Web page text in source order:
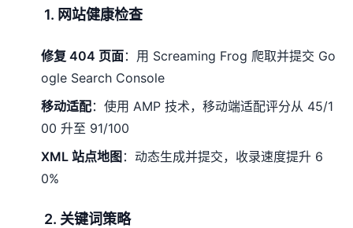
1. 网站健康检查
修复 404 页面：用 Screaming Frog 爬取并提交 Go
ogle Search Console
移动适配：使用 AMP 技术，移动端适配评分从 45/1
00 升至 91/100
XML 站点地图 ：动态生成并提交，收录速度提升 6
0%
2. 关键词策略